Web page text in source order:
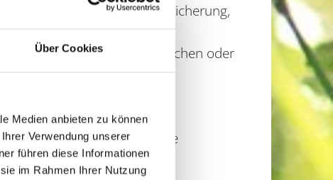
Über Cookies
Medien anbieten zu können
Verwendung unserer
führen diese Informationen
im Rahmen Ihrer Nutzung
das Ordnen, die Speicherung,
durch Übermittlung,
die Einschränkung, das Löschen oder
mit dem Ziel, ihre künftige